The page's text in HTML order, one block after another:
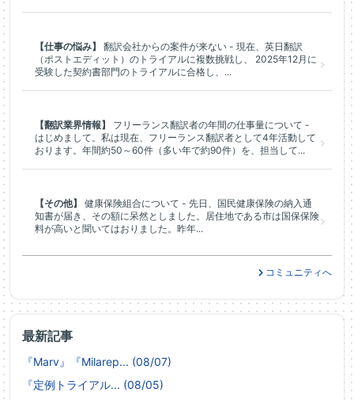
最新記事
『Marv』『Milarep... (08/07)
『定例トライアル... (08/05)
【仕事の悩み】
翻訳会社からの案件が来ない - 現在、英日翻訳
（ポストエディット）のトライアルに複数挑戦し、 2025年12月に
受験した契約書部門のトライアルに合格し、...
【翻訳業界情報】
フリーランス翻訳者の年間の仕事量について -
はじめまして。私は現在、フリーランス翻訳者として4年活動して
おります。年間約50～60件（多い年で約90件）を、担当して...
【その他】
健康保険組合について - 先日、国民健康保険の納入通
知書が届き、その額に呆然としました。居住地である市は国保保険
料が高いと聞いてはおりました。昨年...
コミュニティへ